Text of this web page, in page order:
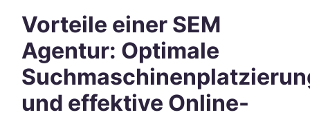
Vorteile einer SEM
Agentur: Optimale
und effektive Online-